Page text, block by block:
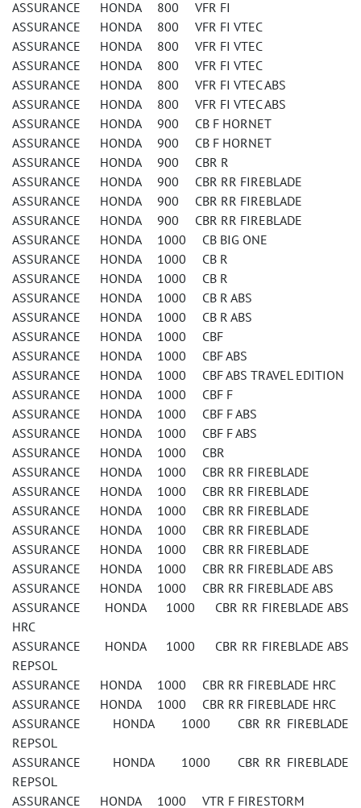
ASSURANCE HONDA 800 VFR FI
ASSURANCE HONDA 800 VFR FI VTEC
ASSURANCE HONDA 800 VFR FI VTEC
ASSURANCE HONDA 800 VFR FI VTEC
ASSURANCE HONDA 800 VFR FI VTEC ABS
ASSURANCE HONDA 800 VFR FI VTEC ABS
ASSURANCE HONDA 900 CB F HORNET
ASSURANCE HONDA 900 CB F HORNET
ASSURANCE HONDA 900 CBR R
ASSURANCE HONDA 900 CBR RR FIREBLADE
ASSURANCE HONDA 900 CBR RR FIREBLADE
ASSURANCE HONDA 900 CBR RR FIREBLADE
ASSURANCE HONDA 1000 CB BIG ONE
ASSURANCE HONDA 1000 CB R
ASSURANCE HONDA 1000 CB R
ASSURANCE HONDA 1000 CB R ABS
ASSURANCE HONDA 1000 CB R ABS
ASSURANCE HONDA 1000 CBF
ASSURANCE HONDA 1000 CBF ABS
ASSURANCE HONDA 1000 CBF ABS TRAVEL EDITION
ASSURANCE HONDA 1000 CBF F
ASSURANCE HONDA 1000 CBF F ABS
ASSURANCE HONDA 1000 CBF F ABS
ASSURANCE HONDA 1000 CBR
ASSURANCE HONDA 1000 CBR RR FIREBLADE
ASSURANCE HONDA 1000 CBR RR FIREBLADE
ASSURANCE HONDA 1000 CBR RR FIREBLADE
ASSURANCE HONDA 1000 CBR RR FIREBLADE
ASSURANCE HONDA 1000 CBR RR FIREBLADE
ASSURANCE HONDA 1000 CBR RR FIREBLADE ABS
ASSURANCE HONDA 1000 CBR RR FIREBLADE ABS
ASSURANCE HONDA 1000 CBR RR FIREBLADE ABS
HRC
ASSURANCE HONDA 1000 CBR RR FIREBLADE ABS
REPSOL
ASSURANCE HONDA 1000 CBR RR FIREBLADE HRC
ASSURANCE HONDA 1000 CBR RR FIREBLADE HRC
ASSURANCE HONDA 1000 CBR RR FIREBLADE
REPSOL
ASSURANCE HONDA 1000 CBR RR FIREBLADE
REPSOL
ASSURANCE HONDA 1000 VTR F FIRESTORM